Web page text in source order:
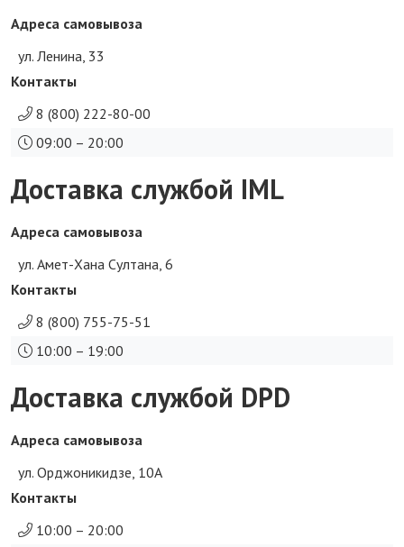
Адреса самовывоза
ул. Ленина, 33
Контакты
8 (800) 222-80-00
09:00 – 20:00
Доставка службой IML
Адреса самовывоза
ул. Амет-Хана Султана, 6
Контакты
8 (800) 755-75-51
10:00 – 19:00
Доставка службой DPD
Адреса самовывоза
ул. Орджоникидзе, 10А
Контакты
10:00 – 20:00